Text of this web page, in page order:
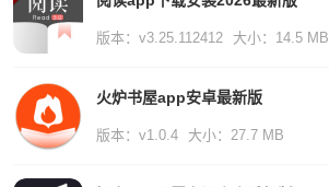
版本：v3.25.112412 大小：14.5 MB
火炉书屋app安卓最新版
版本：v1.0.4 大小：27.7 MB